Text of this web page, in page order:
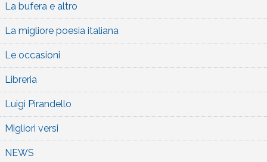
La bufera e altro
La migliore poesia italiana
Le occasioni
Libreria
Luigi Pirandello
Migliori versi
NEWS